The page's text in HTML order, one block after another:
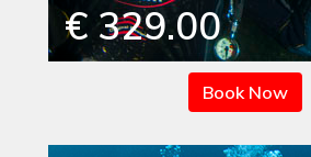
€ 329.00
Book Now